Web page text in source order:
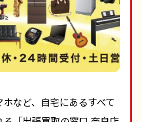
など、自宅にあるすべて